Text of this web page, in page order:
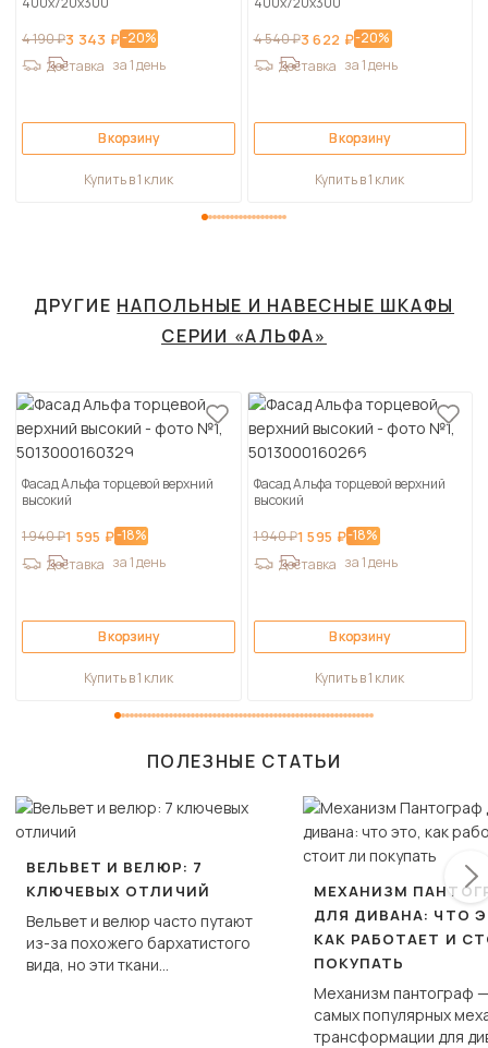
4 190 ₽3 343 ₽-20%
Доставка за 1 день
В корзину
Купить в 1 клик
4 540 ₽3 622 ₽-20%
Доставка за 1 день
В корзину
Купить в 1 клик
ДРУГИЕ НАПОЛЬНЫЕ И НАВЕСНЫЕ ШКАФЫ
СЕРИИ «АЛЬФА»
Фасад Альфа торцевой верхний
высокий
1 940 ₽1 595 ₽-18%
Доставка за 1 день
В корзину
Купить в 1 клик
Фасад Альфа торцевой верхний
высокий
1 940 ₽1 595 ₽-18%
Доставка за 1 день
В корзину
Купить в 1 клик
ПОЛЕЗНЫЕ СТАТЬИ
ВЕЛЬВЕТ И ВЕЛЮР: 7
КЛЮЧЕВЫХ ОТЛИЧИЙ
Вельвет и велюр часто путают
из-за похожего бархатистого
вида, но эти ткани
МЕХАНИЗМ
ДЛЯ ДИВАНА: ЧТО
КАК РАБОТАЕТ И
ПОКУПАТЬ
Механизм пантограф
самых популярных
трансформации для